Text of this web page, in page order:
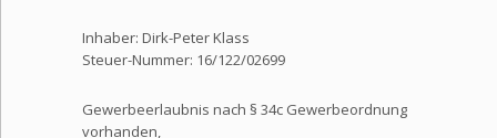
Inhaber: Dirk-Peter Klass
Steuer-Nummer: 16/122/02699
Gewerbeerlaubnis nach § 34c Gewerbeordnung
vorhanden,